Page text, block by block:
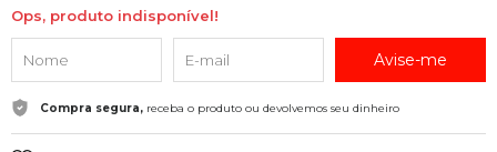
Ops, produto indisponível!
Avise-me
Compra segura, receba o produto ou devolvemos seu dinheiro